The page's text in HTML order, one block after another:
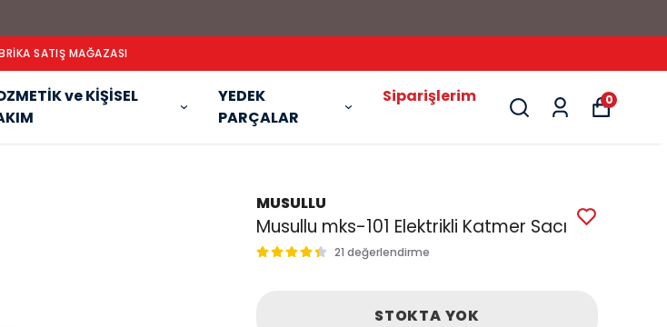
ve KİŞİSEL
YEDEK
PARÇALAR
Siparişlerim 0
MUSULLU
Musullu mks-101 Elektrikli Katmer Sacı
21 değerlendirme
STOKTA YOK